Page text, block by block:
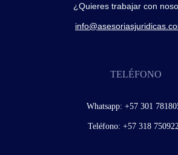
¿Quieres trabajar con
TELÉFONO
Whatsapp: +57 301
Teléfono: +57 318